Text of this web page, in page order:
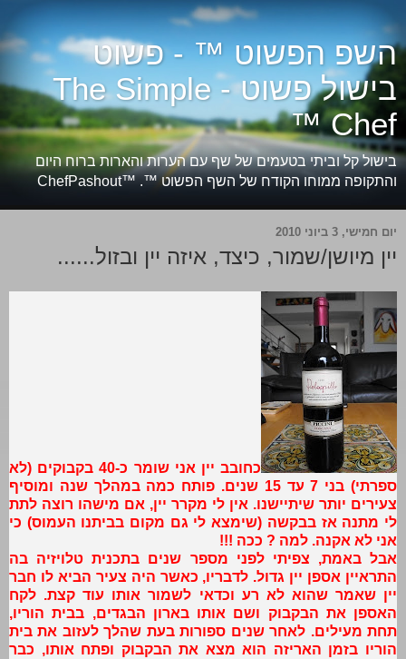
השפ הפשוט ™ - פשוט
בישול פשוט - The Simple
Chef ™
בישול קל וביתי בטעמים של שף עם הערות והארות ברוח היום
והתקופה ממוחו הקודח של השף הפשוט ™. ™ChefPashout
יום חמישי, 3 ביוני 2010
יין מיושן/שמור, כיצד, איזה יין ובזול......
כחובב יין אני שומר כ-40 בקבוקים (לא
ספרתי) בני 7 עד 15 שנים. פותח כמה במהלך שנה ומוסיף
צעירים יותר שיתיישנו. אין לי מקרר יין, אם מישהו רוצה לתת
לי מתנה אז בבקשה (שימצא לי גם מקום בביתנו העמוס) כי
אני לא אקנה. למה ? ככה !!!
אבל באמת, צפיתי לפני מספר שנים בתכנית טלויזיה בה
התראיין אספן יין גדול. לדבריו, כאשר היה צעיר הביא לו חבר
יין שאמר שהוא לא רע וכדאי לשמור אותו עוד קצת. לקח
האספן את הבקבוק ושם אותו בארון הבגדים, בבית הוריו,
תחת מעילים. לאחר שנים ספורות בעת שהלך לעזוב את בית
הוריו בזמן האריזה הוא מצא את הבקבוק ופתח אותו, כבר